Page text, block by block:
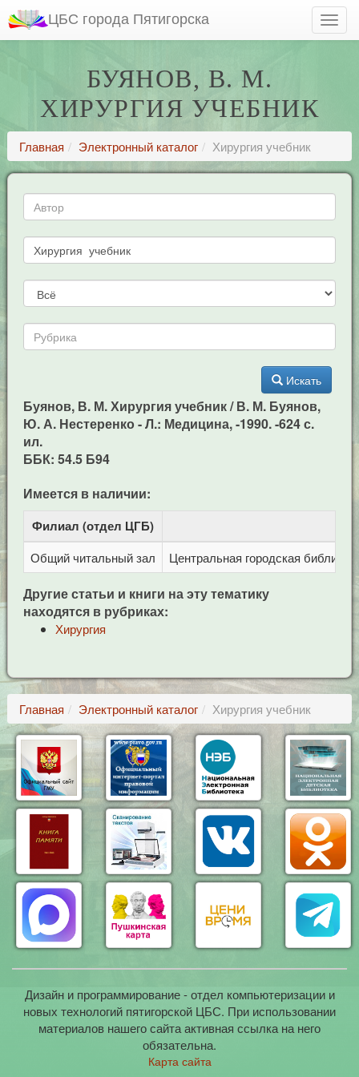
ЦБС города Пятигорска
БУЯНОВ, В. М.
ХИРУРГИЯ УЧЕБНИК
Главная Электронный каталог Хирургия учебник
Искать
Буянов, В. М. Хирургия учебник / В. М. Буянов,
Ю. А. Нестеренко - Л.: Медицина, -1990. -624 с.
ил.
ББК: 54.5 Б94
Имеется в наличии:
Филиал (отдел ЦГБ)
Общий читальный зал Центральная городская
Другие статьи и книги на эту тематику
находятся в рубриках:
Хирургия
Главная Электронный каталог Хирургия учебник
Дизайн и программирование - отдел компьютеризации и
новых технологий пятигорской ЦБС. При использовании
материалов нашего сайта активная ссылка на него
обязательна.
Карта сайта